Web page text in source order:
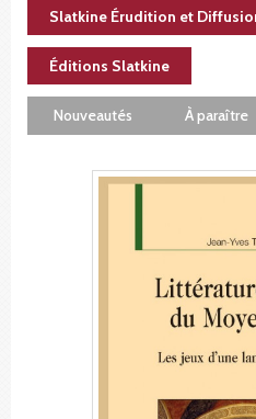
Slatkine Érudition et
Éditions Slatkine
Nouveautés À paraître